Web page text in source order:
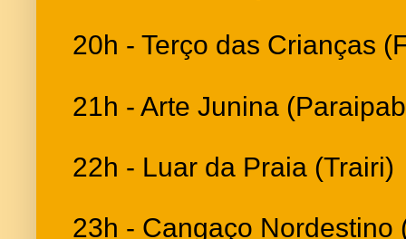
20h - Terço das Crianças
21h - Arte Junina
22h - Luar da Praia (Trairi)
23h - Cangaço Nordestino